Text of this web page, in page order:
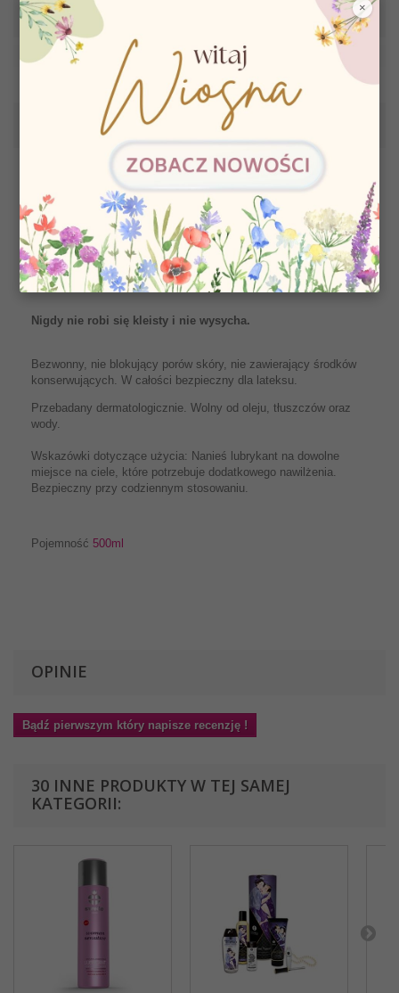
WIĘCEJ INFORMACJI
Nadający się również do masażu, lubrykant dostarczający
wyjątkowo długie oraz trwałe nawilżenie. Utrzymuje skórę w
dobrej kondycji, wystarczy nanieść kilka kropel, aby zwiększyć
osobistą przyjemność. Pozostawia Twoją skórę jedwabiście
miękką oraz gładką.
Nigdy nie robi się kleisty i nie wysycha.
Bezwonny, nie blokujący porów skóry, nie zawierający środków
konserwujących. W całości bezpieczny dla lateksu.
Przebadany dermatologicznie. Wolny od oleju, tłuszczów oraz
wody.
Wskazówki dotyczące użycia: Nanieś lubrykant na dowolne
miejsce na ciele, które potrzebuje dodatkowego nawilżenia.
Bezpieczny przy codziennym stosowaniu.
Pojemność 500ml
OPINIE
Bądź pierwszym który napisze recenzję !
30 INNE PRODUKTY W TEJ SAMEJ
KATEGORII:
×